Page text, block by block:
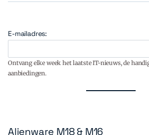
E-mailadres:
Ontvang elke week het laatste IT-nieuws, de
aanbiedingen.
Alienware M18 & M16